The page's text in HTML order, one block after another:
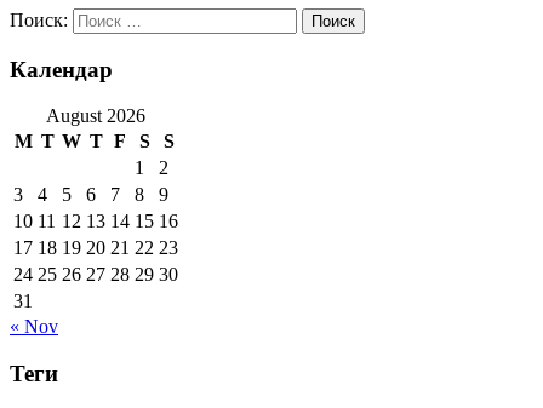
Поиск:
Календар
August 2026
M T W T F S
S
1
2
3
4 5 6 7 8
9
10 11 12 13 14 15 16
17 18 19 20 21 22 23
24 25 26 27 28 29 30
31
« Nov
Теги